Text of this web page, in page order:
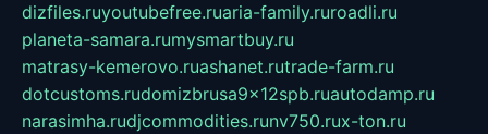
dizfiles.ruyoutubefree.ruaria-family.ruroadli.ru
planeta-samara.rumysmartbuy.ru
matrasy-kemerovo.ruashanet.rutrade-farm.ru
dotcustoms.rudomizbrusa9x12spb.ruautodamp.ru
narasimha.rudjcommodities.runv750.rux-ton.ru